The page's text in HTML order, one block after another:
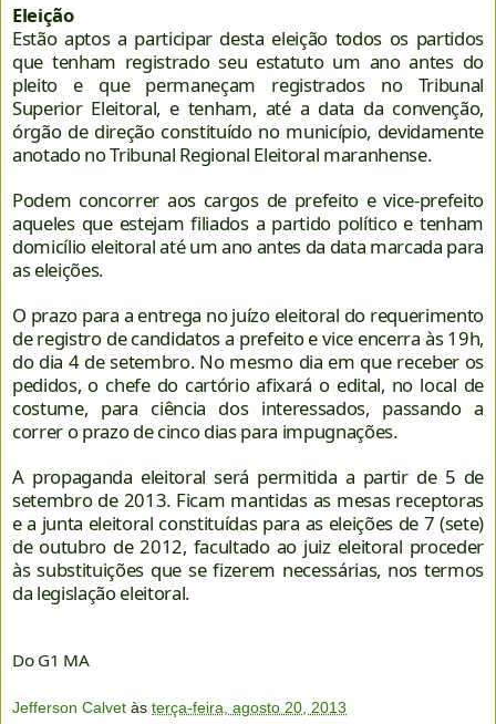
Eleição
Estão aptos a participar desta eleição todos os partidos
que tenham registrado seu estatuto um ano antes do
pleito e que permaneçam registrados no Tribunal
Superior Eleitoral, e tenham, até a data da convenção,
órgão de direção constituído no município, devidamente
anotado no Tribunal Regional Eleitoral maranhense.
Podem concorrer aos cargos de prefeito e vice-prefeito
aqueles que estejam filiados a partido político e tenham
domicílio eleitoral até um ano antes da data marcada para
as eleições.
O prazo para a entrega no juízo eleitoral do requerimento
de registro de candidatos a prefeito e vice encerra às 19h,
do dia 4 de setembro. No mesmo dia em que receber os
pedidos, o chefe do cartório afixará o edital, no local de
costume, para ciência dos interessados, passando a
correr o prazo de cinco dias para impugnações.
A propaganda eleitoral será permitida a partir de 5 de
setembro de 2013. Ficam mantidas as mesas receptoras
e a junta eleitoral constituídas para as eleições de 7 (sete)
de outubro de 2012, facultado ao juiz eleitoral proceder
às substituições que se fizerem necessárias, nos termos
da legislação eleitoral.
Do G1 MA
Jefferson Calvet às terça-feira, agosto 20, 2013